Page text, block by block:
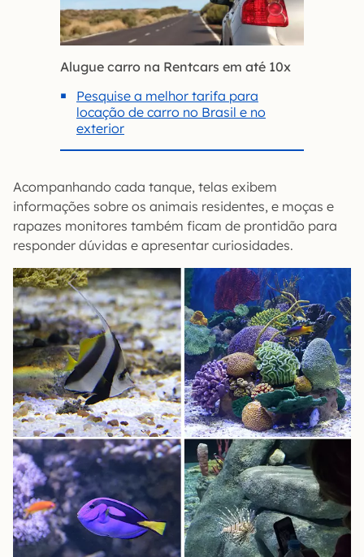
Alugue carro na Rentcars em até 10x
Pesquise a melhor tarifa para
locação de carro no Brasil e no
exterior
Acompanhando cada tanque, telas exibem
informações sobre os animais residentes, e moças e
rapazes monitores também ficam de prontidão para
responder dúvidas e apresentar curiosidades.